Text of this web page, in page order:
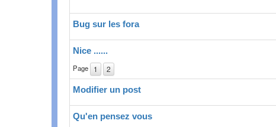
Bug sur les fora
Nice ......
Page 1 2
Modifier un post
Qu'en pensez vous